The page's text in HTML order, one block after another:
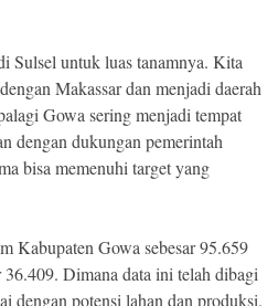
Sulsel untuk luas tanamnya. Kita
Makassar dan menjadi daerah
Gowa sering menjadi tempat
dengan dukungan pemerintah
bisa memenuhi target yang
Kabupaten Gowa sebesar 95.659
36.409. Dimana data ini telah dibagi
dengan potensi lahan dan produksi.